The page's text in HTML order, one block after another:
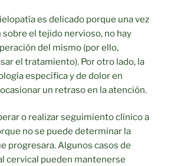
es delicado porque una vez
el tejido nervioso, no hay
del mismo (por ello,
el tratamiento). Por otro lado, la
específica y de dolor en
un retraso en la atención.
o realizar seguimiento clínico a
no se puede determinar la
progresara. Algunos casos de
cervical pueden mantenerse